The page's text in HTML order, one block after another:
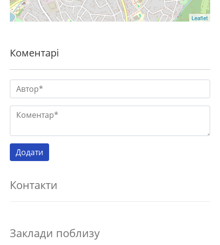
Leaflet
Коментарі
Контакти
Заклади поблизу